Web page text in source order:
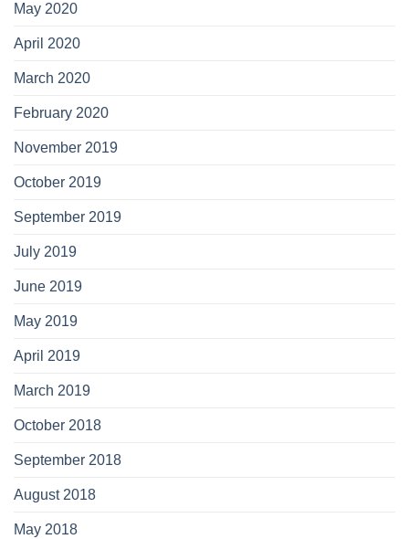
May 2020
April 2020
March 2020
February 2020
November 2019
October 2019
September 2019
July 2019
June 2019
May 2019
April 2019
March 2019
October 2018
September 2018
August 2018
May 2018